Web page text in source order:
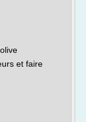
et faire